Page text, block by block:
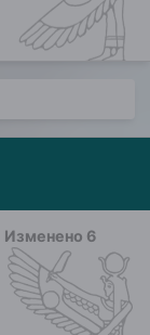
Изменено 6